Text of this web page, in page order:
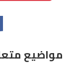
مواضيع